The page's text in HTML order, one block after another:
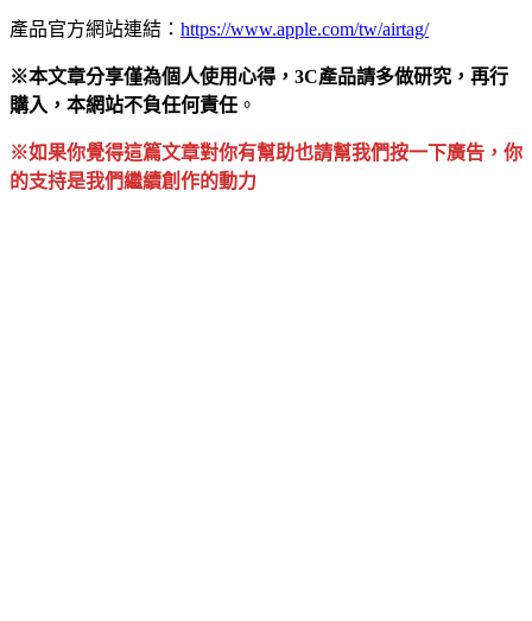
產品官方網站連結： https://www.apple.com/tw/airtag/
※本文章分享僅為個人使用心得，3C產品請多做研究，再行
購入，本網站不負任何責任 。
※如果你覺得這篇文章對你有幫助也請幫我們按一下廣告，你
的支持是我們繼續創作的動力